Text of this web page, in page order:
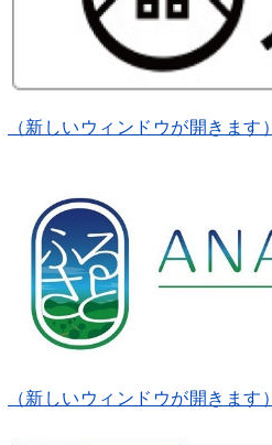
（新しいウィンドウが開きます）
（新しいウィンドウが開きます）